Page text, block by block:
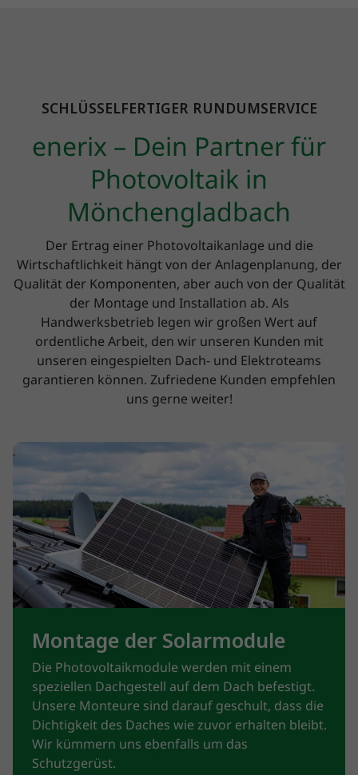
SCHLÜSSELFERTIGER RUNDUMSERVICE
enerix – Dein Partner für
Photovoltaik in
Mönchengladbach
Der Ertrag einer Photovoltaikanlage und die
Wirtschaftlichkeit hängt von der Anlagenplanung, der
Qualität der Komponenten, aber auch von der Qualität
der Montage und Installation ab. Als
Handwerksbetrieb legen wir großen Wert auf
ordentliche Arbeit, den wir unseren Kunden mit
unseren eingespielten Dach- und Elektroteams
garantieren können. Zufriedene Kunden empfehlen
uns gerne weiter!
Montage der Solarmodule
Die Photovoltaikmodule werden mit einem
speziellen Dachgestell auf dem Dach befestigt.
Unsere Monteure sind darauf geschult, dass die
Dichtigkeit des Daches wie zuvor erhalten bleibt.
Wir kümmern uns ebenfalls um das
Schutzgerüst.